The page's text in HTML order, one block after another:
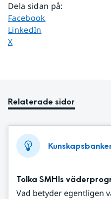
Dela sidan på:
Dela sidan på
Facebook
Dela sidan på
LinkedIn
Dela sidan på
X
Relaterade sidor
Tolka SMHIs
Vad betyder egentligen